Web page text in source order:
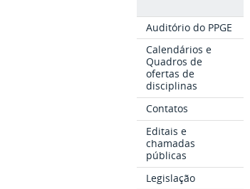
Auditório do PPGE
Calendários e
Quadros de
ofertas de
disciplinas
Contatos
Editais e
chamadas
públicas
Legislação